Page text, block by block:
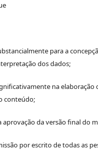
para a
dos dados;
na elaboração
conteúdo;
da versão final do
por escrito de todas as